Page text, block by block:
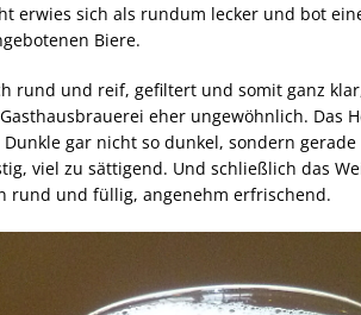
erwies sich als rundum lecker und bot
Biere.
rund und reif, gefiltert und somit ganz
eher ungewöhnlich. Das
gar nicht so dunkel, sondern
viel zu sättigend. Und schließlich das
rund und füllig, angenehm erfrischend.